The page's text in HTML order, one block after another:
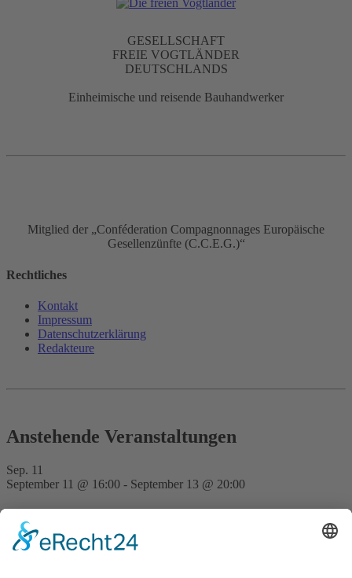
GESELLSCHAFT
FREIE VOGTLÄNDER
DEUTSCHLANDS
Einheimische und reisende Bauhandwerker
Mitglied der „Conféderation Compagnonnages Europäische
Gesellenzünfte (C.C.E.G.)“
Rechtliches
Kontakt
Impressum
Datenschutz­erklärung
Redakteure
Anstehende Veranstaltungen
Sep. 11
September 11 @ 16:00 - September 13 @ 20:00
FVD Kongress auf der Bude Gera
Nov. 28